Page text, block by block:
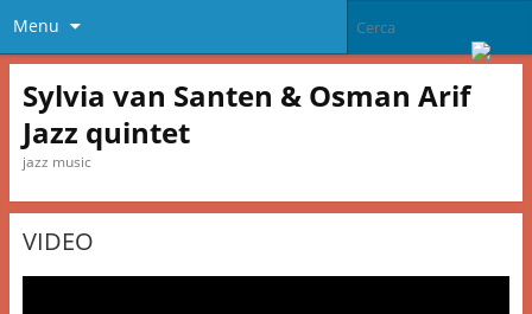
Menu
Sylvia van Santen & Osman Arif
Jazz quintet
jazz music
VIDEO